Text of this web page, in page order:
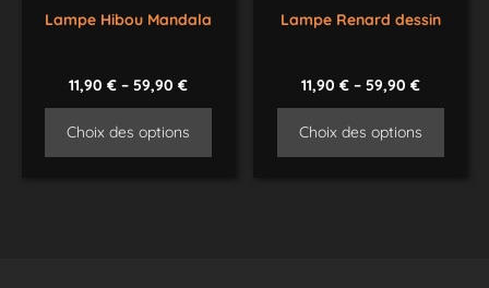
Lampe Hibou Mandala
11,90€ –59,90€
Choix des options
Lampe Renard dessin
11,90 €– 59,90 €
Choix des options